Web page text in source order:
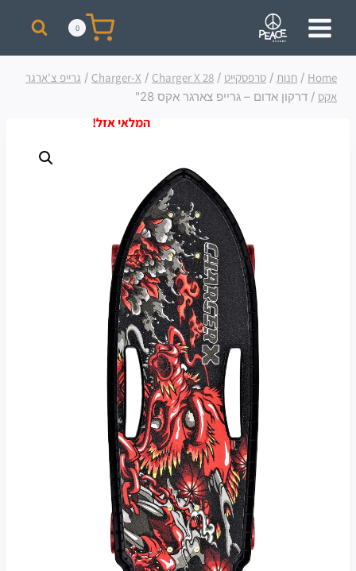
0
Home
/ חנות / סרפסקייט /
Charger-X / Charger X 28
/ גרייפ צ'ארגר
אקס / דרקון אדום – גרייפ צארגר אקס 28"